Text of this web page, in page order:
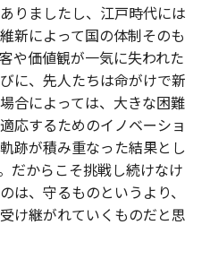
りましたし、江戸時代には
新によって国の体制そのも
や価値観が一気に失われた
に、先人たちは命がけで新
合によっては、大きな困難
応するためのイノベーショ
跡が積み重なった結果とし
だからこそ挑戦し続けなけ
は、守るものというより、
け継がれていくものだと思